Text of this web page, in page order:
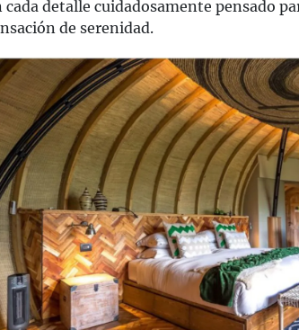
cada detalle cuidadosamente pensado
de serenidad.